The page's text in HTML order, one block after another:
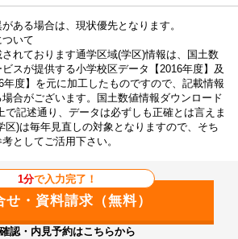
ある場合は、現状優先となります。
いて
れております通学区域(学区)情報は、国土数
スが提供する小学校区データ【2016年度】及
度】を元に加工したものですので、記載情報
合がございます。国土数値情報ダウンロード
で記述通り、データは必ずしも正確とは言えま
区)は毎年見直しの対象となりますので、そち
としてご活用下さい。
1分で入力完了！
認・内見予約はこちらから